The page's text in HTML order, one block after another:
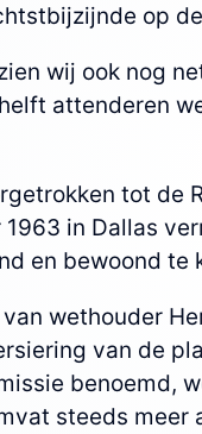
op
wij ook nog
attenderen
tot
1963 in Dallas
en bewoond te
wethouder
van de
benoemd,
steeds